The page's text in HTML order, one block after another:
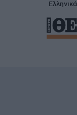
Ελληνικά